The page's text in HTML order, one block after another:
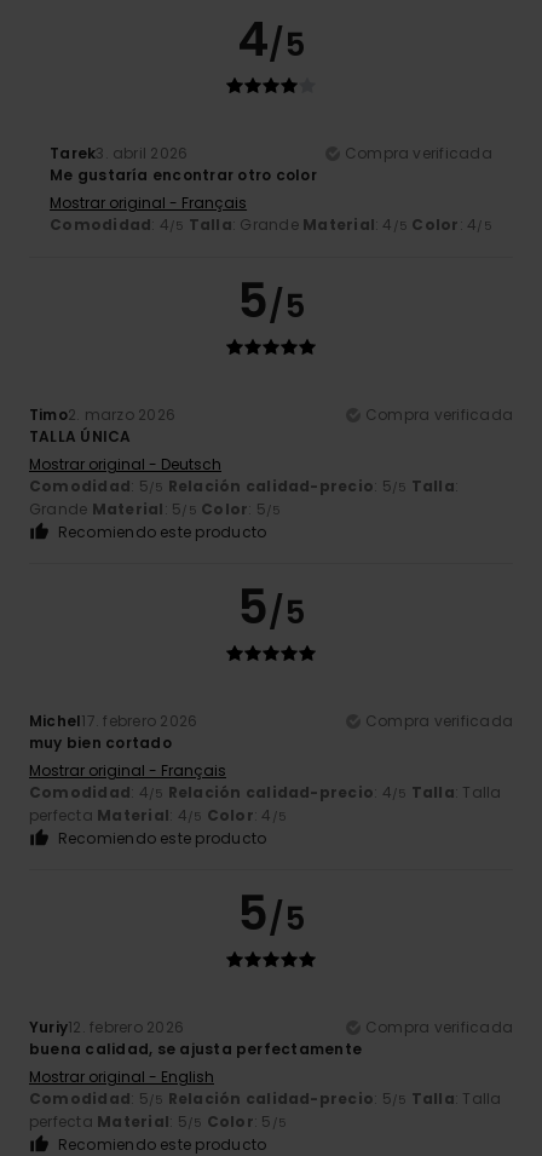
4/5
Tarek3. abril 2026
Compra verificada
Me gustaría encontrar otro color
Mostrar original - Français
Comodidad: 4/5 Talla: Grande Material: 4 /5 Color: 4/5
5/5
Timo2. marzo 2026
Compra verificada
TALLA ÚNICA
Mostrar original - Deutsch
Comodidad: 5/5 Relación calidad-precio: 5/5 Talla:
Grande Material: 5/5 Color: 5/5
Recomiendo este producto
5/5
Michel17. febrero 2026
Compra verificada
muy bien cortado
Mostrar original - Français
Comodidad: 4/5 Relación calidad-precio: 4/5 Talla: Talla
perfecta Material: 4/5 Color: 4 /5
Recomiendo este producto
5/5
Yuriy12. febrero 2026
Compra verificada
buena calidad, se ajusta perfectamente
Mostrar original - English
Comodidad: 5/5 Relación calidad-precio: 5/5 Talla: Talla
perfecta Material: 5/5 Color: 5 /5
Recomiendo este producto